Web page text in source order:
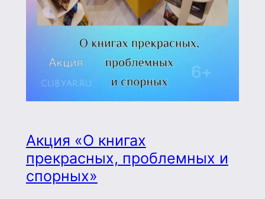
Акция «О книгах
прекрасных, проблемных и
спорных»